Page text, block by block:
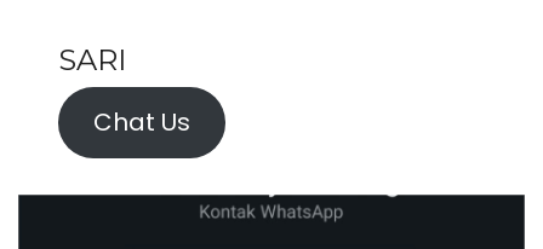
SARI
Chat Us